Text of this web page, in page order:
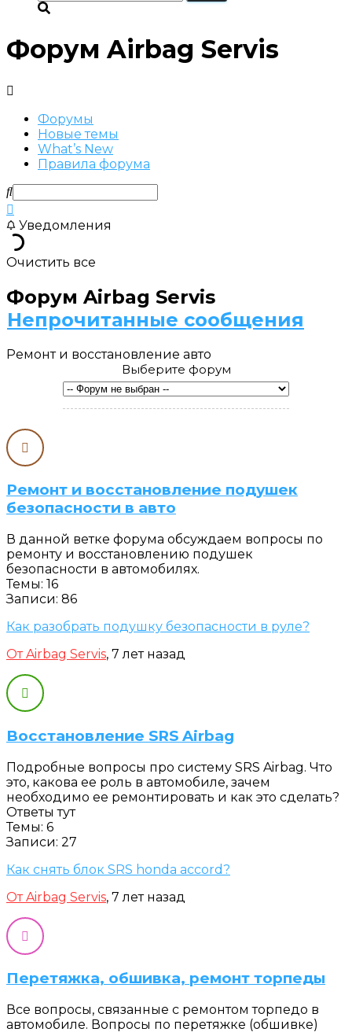
Форум Airbag Servis
Форумы
Новые темы
What’s New
Правила форума
Уведомления
Очистить все
Форум Airbag Servis
Непрочитанные сообщения
Ремонт и восстановление авто
Выберите форум
Ремонт и восстановление подушек
безопасности в авто
В данной ветке форума обсуждаем вопросы по
ремонту и восстановлению подушек
безопасности в автомобилях.
Темы: 16
Записи: 86
Как разобрать подушку безопасности в руле?
От Airbag Servis, 7 лет назад
Восстановление SRS Airbag
Подробные вопросы про систему SRS Airbag. Что
это, какова ее роль в автомобиле, зачем
необходимо ее ремонтировать и как это сделать?
Ответы тут
Темы: 6
Записи: 27
Как снять блок SRS honda accord?
От Airbag Servis, 7 лет назад
Перетяжка, обшивка, ремонт торпеды
Все вопросы, связанные с ремонтом торпедо в
автомобиле. Вопросы по перетяжке (обшивке)